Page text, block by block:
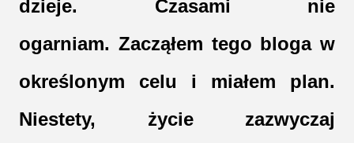
dzieje. Czasami nie
ogarniam. Zacząłem tego bloga w
określonym celu i miałem plan.
Niestety, życie zazwyczaj